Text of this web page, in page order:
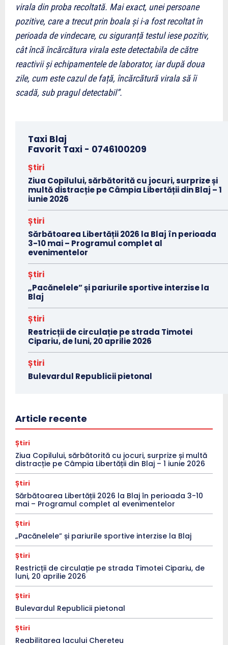
virala din proba recoltată. Mai exact, unei persoane
pozitive, care a trecut prin boala și i-a fost recoltat în
perioada de vindecare, cu siguranță testul iese pozitiv,
cât încă încărcătura virala este detectabila de către
reactivii și echipamentele de laborator, iar după doua
zile, cum este cazul de față, încărcătură virala să îi
scadă, sub pragul detectabil”.
Taxi Blaj
Favorit Taxi - 0746100209
Știri
Ziua Copilului, sărbătorită cu jocuri, surprize și
multă distracție pe Câmpia Libertății din Blaj – 1
iunie 2026
Știri
Sărbătoarea Libertății 2026 la Blaj în perioada
3-10 mai – Programul complet al
evenimentelor
Știri
„Pacănelele” și pariurile sportive interzise la
Blaj
Știri
Restricții de circulație pe strada Timotei
Cipariu, de luni, 20 aprilie 2026
Știri
Bulevardul Republicii pietonal
Article recente
Știri
Ziua Copilului, sărbătorită cu jocuri, surprize și multă
distracție pe Câmpia Libertății din Blaj – 1 iunie 2026
Știri
Sărbătoarea Libertății 2026 la Blaj în perioada 3-10
mai – Programul complet al evenimentelor
Știri
„Pacănelele” și pariurile sportive interzise la Blaj
Știri
Restricții de circulație pe strada Timotei Cipariu, de
luni, 20 aprilie 2026
Știri
Bulevardul Republicii pietonal
Știri
Reabilitarea lacului Chereteu